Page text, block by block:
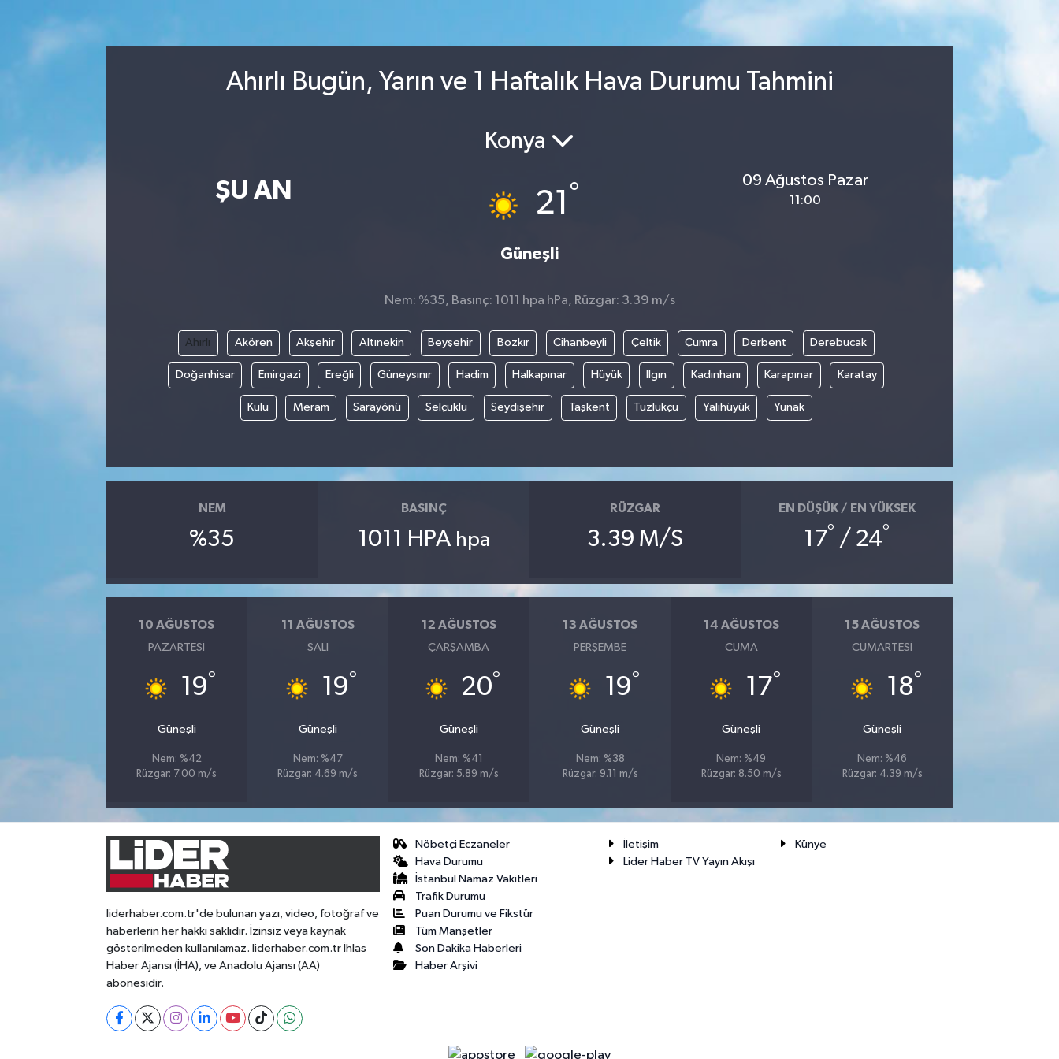
Ahırlı Bugün, Yarın ve 1 Haftalık Hava Durumu Tahmini
ŞU AN
Konya
21 °
Güneşli
09 Ağustos Pazar
11:00
Nem: %35, Basınç: 1011 hpa hPa, Rüzgar: 3.39 m/s
Ahırlı Akören Akşehir Altınekin Beyşehir Bozkır Cihanbeyli Çeltik Çumra Derbent Derebucak
Doğanhisar Emirgazi Ereğli Güneysınır Hadim Halkapınar Hüyük Ilgın Kadınhanı Karapınar Karatay
Kulu Meram Sarayönü Selçuklu Seydişehir Taşkent Tuzlukçu Yalıhüyük Yunak
NEM
%35
BASINÇ
1011 HPA hpa
RÜZGAR
3.39 M/S
EN DÜŞÜK / EN YÜKSEK
17° / 24°
10 AĞUSTOS
PAZARTESI
19°
Güneşli
Nem: %42
Rüzgar: 7.00 m/s
11 AĞUSTOS
SALI
19°
Güneşli
Nem: %47
Rüzgar: 4.69 m/s
12 AĞUSTOS
ÇARŞAMBA
20°
Güneşli
Nem: %41
Rüzgar: 5.89 m/s
13 AĞUSTOS
PERŞEMBE
19°
Güneşli
Nem: %38
Rüzgar: 9.11 m/s
14 AĞUSTOS
CUMA
17°
Güneşli
Nem: %49
Rüzgar: 8.50 m/s
15 AĞUSTOS
CUMARTESI
18°
Güneşli
Nem: %46
Rüzgar: 4.39 m/s
liderhaber.com.tr'de bulunan yazı, video, fotoğraf ve
haberlerin her hakkı saklıdır. İzinsiz veya kaynak
gösterilmeden kullanılamaz. liderhaber.com.tr İhlas
Haber Ajansı (İHA), ve Anadolu Ajansı (AA)
abonesidir.
Nöbetçi Eczaneler
Hava Durumu
İstanbul Namaz Vakitleri
Trafik Durumu
Puan Durumu ve Fikstür
Tüm Manşetler
Son Dakika Haberleri
Haber Arşivi
İletişim
Künye
Lider Haber TV Yayın Akışı